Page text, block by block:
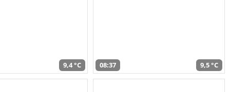
9,4 °C 08:37 9,5 °C